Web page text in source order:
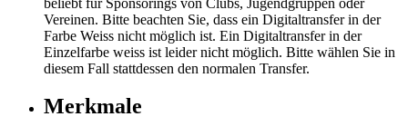
Vereinen. Bitte beachten Sie, dass ein Digitaltransfer in der
Farbe Weiss nicht möglich ist. Ein Digitaltransfer in der
Einzelfarbe weiss ist leider nicht möglich. Bitte wählen Sie in
diesem Fall stattdessen den normalen Transfer.
Merkmale